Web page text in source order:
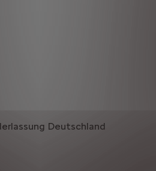
Deutschland